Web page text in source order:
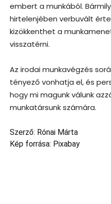
embert a munkából.
hirtelenjében verbuvált
kizökkenthet a
visszatérni.
Az irodai munkavégzés
tényező vonhatja el, és
hogy mi magunk válunk
munkatársunk számára.
Szerző: Rónai Márta
Kép forrása: Pixabay